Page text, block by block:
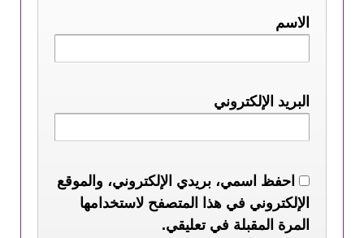
الاسم
البريد الإلكتروني
احفظ اسمي، بريدي الإلكتروني، والموقع
الإلكتروني في هذا المتصفح لاستخدامها
المرة المقبلة في تعليقي.